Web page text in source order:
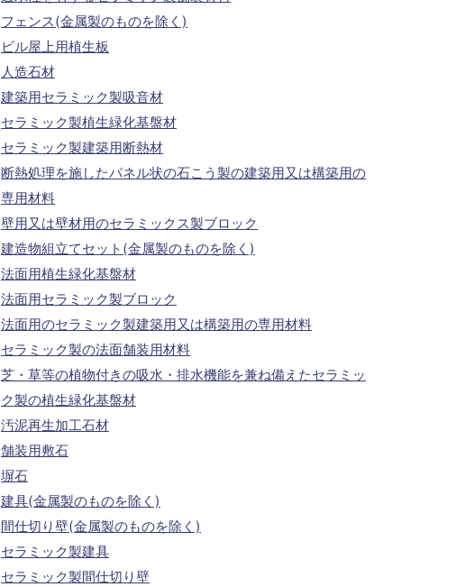
フェンス(金属製のものを除く)
ビル屋上用植生板
人造石材
建築用セラミック製吸音材
セラミック製植生緑化基盤材
セラミック製建築用断熱材
断熱処理を施したパネル状の石こう製の建築用又は構築用の
専用材料
壁用又は壁材用のセラミックス製ブロック
建造物組立てセット(金属製のものを除く)
法面用植生緑化基盤材
法面用セラミック製ブロック
法面用のセラミック製建築用又は構築用の専用材料
セラミック製の法面舗装用材料
芝・草等の植物付きの吸水・排水機能を兼ね備えたセラミッ
ク製の植生緑化基盤材
汚泥再生加工石材
舗装用敷石
塀石
建具(金属製のものを除く)
間仕切り壁(金属製のものを除く)
セラミック製建具
セラミック製間仕切り壁